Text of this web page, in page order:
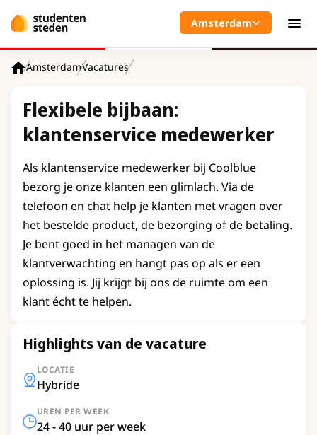
Amsterdam
AmsterdamVacatures
Flexibele bijbaan:
klantenservice medewerker
Als klantenservice medewerker bij Coolblue
bezorg je onze klanten een glimlach. Via de
telefoon en chat help je klanten met vragen over
het bestelde product, de bezorging of de betaling.
Je bent goed in het managen van de
klantverwachting en hangt pas op als er een
oplossing is. Jij krijgt bij ons de ruimte om een
klant écht te helpen.
Highlights van de vacature
LOCATIE
Hybride
UREN PER WEEK
24 - 40 uur per week